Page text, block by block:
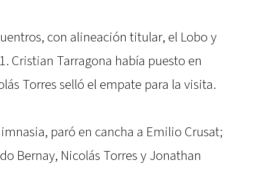
con alineación titular, el Lobo y
Cristian Tarragona había puesto en
Torres selló el empate para la visita.
paró en cancha a Emilio Crusat;
Bernay, Nicolás Torres y Jonathan